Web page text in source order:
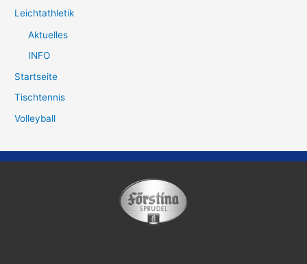
Leichtathletik
Aktuelles
INFO
Startseite
Tischtennis
Volleyball